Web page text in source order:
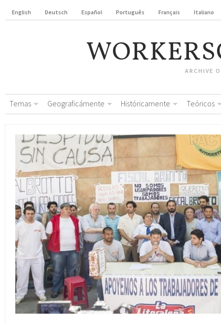
English Deutsch Español Português Français Italiano
ARCHIVE
Temas Geograficámente Históricamente Teóricos